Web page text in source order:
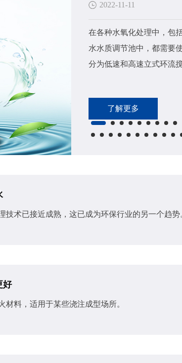
2022-11-11
在各种水氧化处理中，包
水水质调节池中，都需要
分为低速和高速立式环流
了解更多
技术已接近成熟，这已成为环保行业的另一个趋势
好
料，适用于某些浇注成型场所。